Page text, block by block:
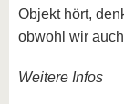
Objekt hört,
obwohl wir
Weitere Infos